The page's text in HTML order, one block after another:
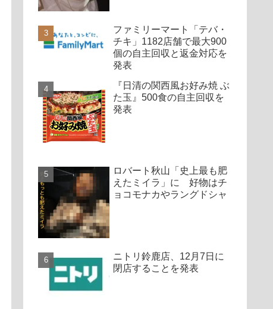
ファミリーマート「テバ・
チキ」1182店舗で最大900
個の自主回収と返金対応を
発表
『日清の関西風お好み焼 ぶ
た玉』500食の自主回収を
発表
ロバート秋山「史上最も肥
えたミイラ」に 好物はチ
ョコモナカやラングドシャ
ニトリ鈴鹿店、12月7日に
閉店することを発表